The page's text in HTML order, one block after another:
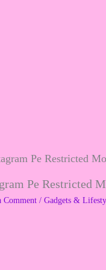
Pe Restricted
Comment / Gadgets &